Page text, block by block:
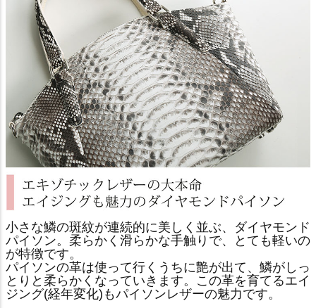
小さな鱗の斑紋が連続的に美しく並ぶ、ダイヤモンド
パイソン。柔らかく滑らかな手触りで、とても軽いの
が特徴です。
パイソンの革は使って行くうちに艶が出て、鱗がしっ
とりと柔らかくなっていきます。この革を育てるエイ
ジング(経年変化)もパイソンレザーの魅力です。